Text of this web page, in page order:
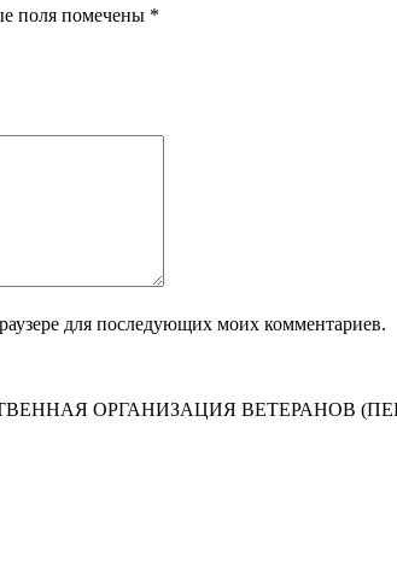
поля помечены *
для последующих моих комментариев.
ОРГАНИЗАЦИЯ ВЕТЕРАНОВ